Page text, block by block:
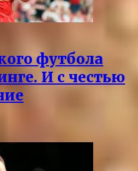
футбола
И с честью